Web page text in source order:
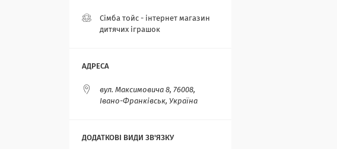
Сімба тойс - інтернет магазин
дитячих іграшок
вул. Максимовича 8, 76008,
Івано-Франківськ, Україна